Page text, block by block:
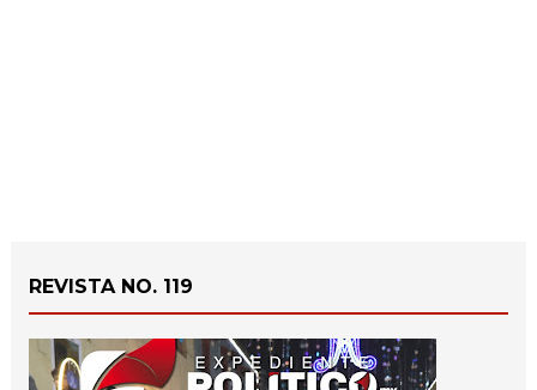
REVISTA NO. 119